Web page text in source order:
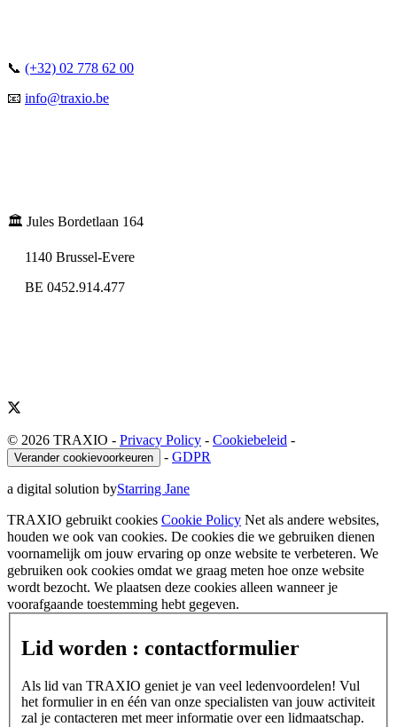
📞 (+32) 02 778 62 00
📧 info@traxio.be
🏛️ Jules Bordetlaan 164
1140 Brussel-Evere
BE 0452.914.477
© 2026 TRAXIO - Privacy Policy - Cookiebeleid -
Verander cookievoorkeuren - GDPR
a digital solution byStarring Jane
TRAXIO gebruikt cookies Cookie Policy Net als andere websites,
houden we ook van cookies. De cookies die we gebruiken dienen
voornamelijk om jouw ervaring op onze website te verbeteren. We
gebruiken ook cookies omdat we graag meten hoe onze website
wordt bezocht. We plaatsen deze cookies alleen wanneer je
voorafgaande toestemming hebt gegeven.
Lid worden : contactformulier
Als lid van TRAXIO geniet je van veel ledenvoordelen! Vul
het formulier in en één van onze specialisten van jouw activiteit
zal je contacteren met meer informatie over een lidmaatschap.